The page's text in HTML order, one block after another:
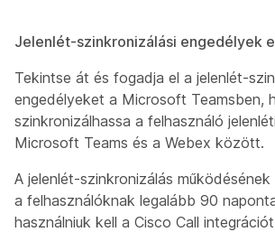
Jelenlét-szinkronizálási engedélyek
Tekintse át és fogadja el a jelenlét-
engedélyeket a Microsoft Teamsben,
szinkronizálhassa a felhasználó
Microsoft Teams és a Webex között.
A jelenlét-szinkronizálás
a felhasználóknak legalább 90
használniuk kell a Cisco Call